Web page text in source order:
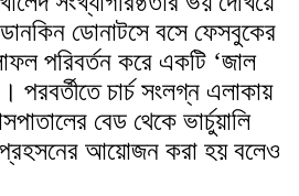
ডোনাটসে বসে ফেসবুকের
পরিবর্তন করে একটি ‘জাল
চার্চ সংলগ্ন এলাকায়
বেড থেকে ভার্চুয়ালি
আয়োজন করা হয় বলেও